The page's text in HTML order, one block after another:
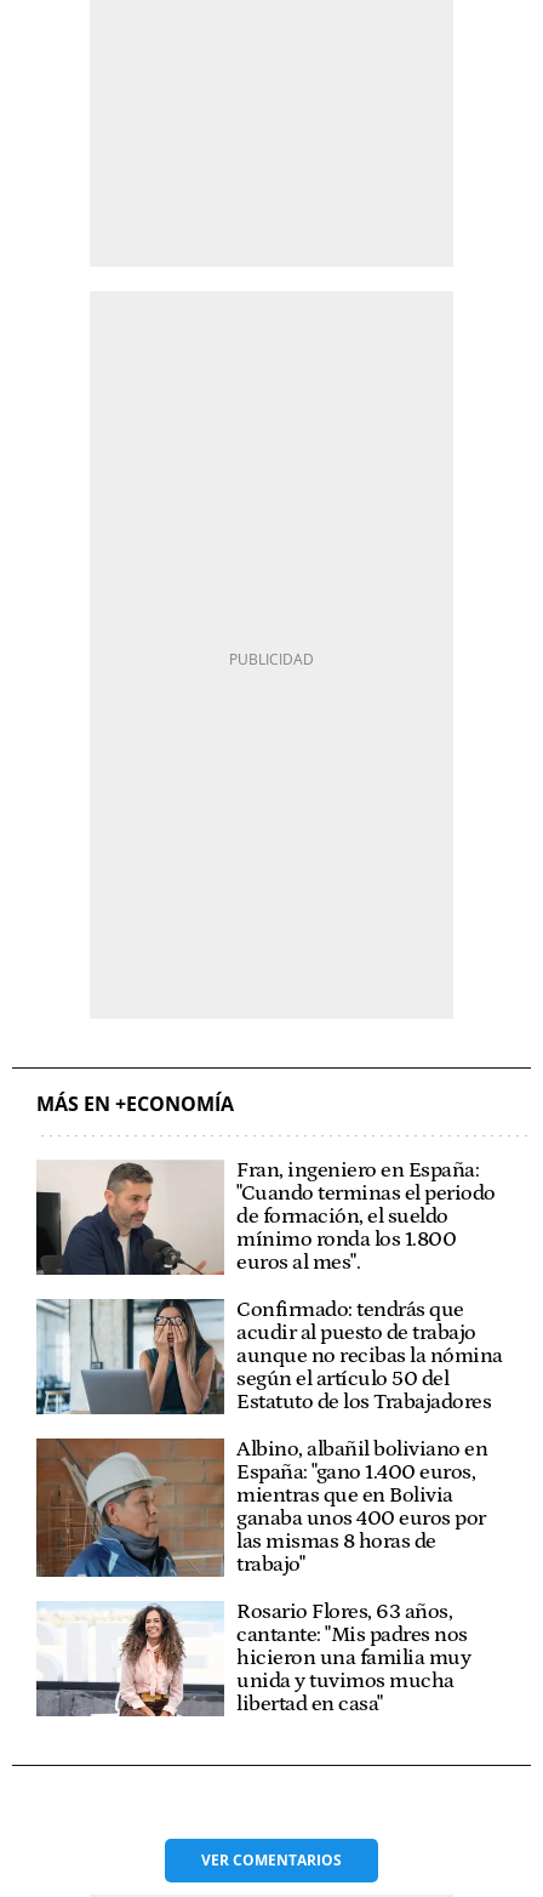
MÁS EN +ECONOMÍA
Fran, ingeniero en España:
"Cuando terminas el periodo
de formación, el sueldo
mínimo ronda los 1.800
euros al mes".
Confirmado: tendrás que
acudir al puesto de trabajo
aunque no recibas la nómina
según el artículo 50 del
Estatuto de los Trabajadores
Albino, albañil boliviano en
España: "gano 1.400 euros,
mientras que en Bolivia
ganaba unos 400 euros por
las mismas 8 horas de
trabajo"
Rosario Flores, 63 años,
cantante: "Mis padres nos
hicieron una familia muy
unida y tuvimos mucha
libertad en casa"
VERCOMENTARIOS